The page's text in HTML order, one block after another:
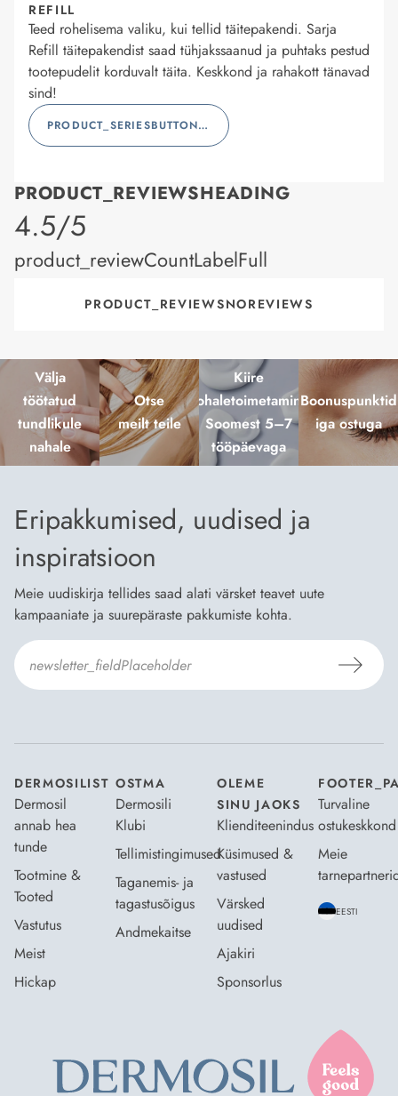
REFILL
Teed rohelisema valiku, kui tellid täitepakendi. Sarja
Refill täitepakendist saad tühjakssaanud ja puhtaks pestud
tootepudelit korduvalt täita. Keskkond ja rahakott tänavad
sind!
PRODUCT_SERIESBUTTONLABEL
PRODUCT_REVIEWSHEADING
product_rating
4.5/5
product_reviewCountLabelFull
PRODUCT_REVIEWSNOREVIEWS
Välja
töötatud
tundlikule
nahale
Otse
meilt teile
Kiire
kohaletoimetamine
Soomest 5–7
tööpäevaga
Boonuspunktid
iga ostuga
Eripakkumised, uudised ja
inspiratsioon
Meie uudiskirja tellides saad alati värsket teavet uute
kampaaniate ja suurepäraste pakkumiste kohta.
DERMOSILIST
Dermosil
annab hea
tunde
Tootmine &
Tooted
Vastutus
Meist
Hickap
OSTMA
Dermosili
Klubi
Tellimistingimused
Taganemis- ja
tagastusõigus
Andmekaitse
OLEME
SINU JAOKS
Klienditeenindus
Küsimused &
vastused
Värsked
uudised
Ajakiri
Sponsorlus
Turvaline
ostukeskkond
Meie
EESTI